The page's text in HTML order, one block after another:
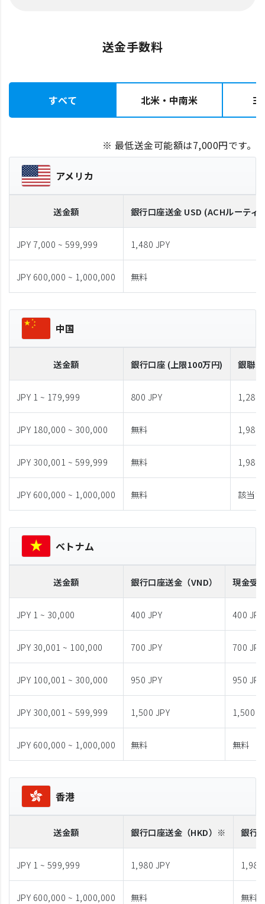
送金手数料
すべて 北米・中南米 ヨ
※ 最低送金可能額は7,000円です。
アメリカ
送金額 銀行口座送金 USD (ACHルーティ
JPY 7,000 ~ 599,999 1,480 JPY
JPY 600,000 ~ 1,000,000 無料
中国
送金額 銀行口座 (上限100万円) 銀聯
JPY 1 ~ 179,999 800 JPY 1,280
JPY 180,000 ~ 300,000 無料 1,980
JPY 300,001 ~ 599,999 無料 1,980
JPY 600,000 ~ 1,000,000 無料 該当
ベトナム
送金額 銀行口座送金 （VND） 現金受
JPY 1 ~ 30,000 400 JPY 400 JPY
JPY 30,001 ~ 100,000 700 JPY 700 JPY
JPY 100,001 ~ 300,000 950 JPY 950 JPY
JPY 300,001 ~ 599,999 1,500 JPY 1,500
JPY 600,000 ~ 1,000,000 無料 無料
香港
送金額 銀行口座送金 （HKD）※ 銀行
JPY 1 ~ 599,999 1,980 JPY 1,980
JPY 600,000 ~ 1,000,000 無料 無料